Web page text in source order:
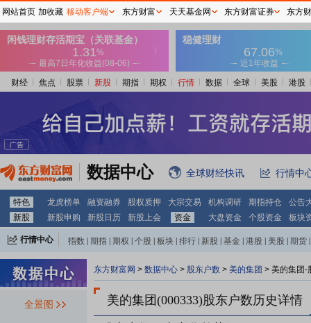
财经 焦点 股票 新股 期指 期权 行情 数据 全球 美股 港股
数据中心 全球财经快讯 行情中
特色 龙虎榜单 融资融券 股权质押 大宗交易 机构调研 期指持仓
公告
新股
新股申购 新股日历 新股上会 资金 大盘资金 个股资金 板块
行情中心 指数 期指 期权 个股 板块 排行 新股 基金 港股 美股 期货
全景图
东方财富网 > 数据中心 > 股东户数 > 美的集团 > 美的集团-
美的集团(000333)股东户数历史详情
网站首页 加收藏 移动客户端 东方财富 天天基金网 东方财富证券 东方